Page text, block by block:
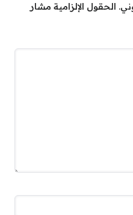
الحقول الإلزامية مشار